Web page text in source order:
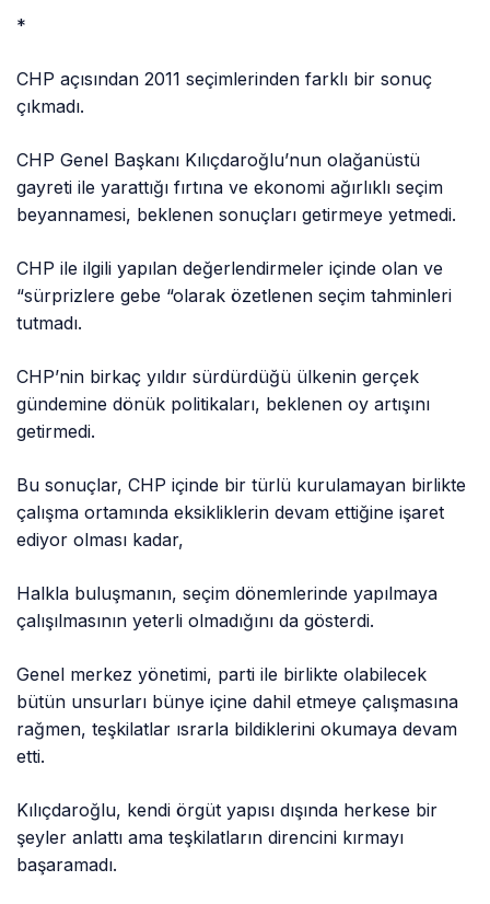
*
CHP açısından 2011 seçimlerinden farklı bir sonuç
çıkmadı.
CHP Genel Başkanı Kılıçdaroğlu’nun olağanüstü
gayreti ile yarattığı fırtına ve ekonomi ağırlıklı seçim
beyannamesi, beklenen sonuçları getirmeye yetmedi.
CHP ile ilgili yapılan değerlendirmeler içinde olan ve
“sürprizlere gebe “olarak özetlenen seçim tahminleri
tutmadı.
CHP’nin birkaç yıldır sürdürdüğü ülkenin gerçek
gündemine dönük politikaları, beklenen oy artışını
getirmedi.
Bu sonuçlar, CHP içinde bir türlü kurulamayan birlikte
çalışma ortamında eksikliklerin devam ettiğine işaret
ediyor olması kadar,
Halkla buluşmanın, seçim dönemlerinde yapılmaya
çalışılmasının yeterli olmadığını da gösterdi.
Genel merkez yönetimi, parti ile birlikte olabilecek
bütün unsurları bünye içine dahil etmeye çalışmasına
rağmen, teşkilatlar ısrarla bildiklerini okumaya devam
etti.
Kılıçdaroğlu, kendi örgüt yapısı dışında herkese bir
şeyler anlattı ama teşkilatların direncini kırmayı
başaramadı.